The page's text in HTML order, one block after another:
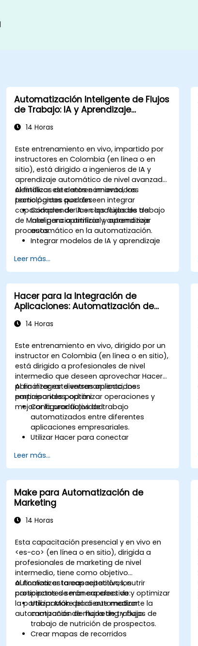
Automatización Inteligente de Flujos
de Trabajo: IA y Aprendizaje
14 Horas
Este entrenamiento en vivo, impartido por
instructores en Colombia (en línea o en
sitio), está dirigido a ingenieros de IA y
aprendizaje automático de nivel avanzado,
científicos de datos e innovadores
tecnológicos que deseen integrar
capacidades de IA en los flujos de trabajo
de Make para optimizar y automatizar
procesos.
Al finalizar este entrenamiento, los
participantes podrán:
Comprender las capacidades de
inteligencia artificial y aprendizaje
automático en la automatización.
Integrar modelos de IA y aprendizaje
Make mediante el uso de APIs.
Implementar análisis de sentimientos,
modelado predictivo y toma de
decisiones basada en datos.
Optimizar y escalar flujos de trabajo
de automatización impulsados por
inteligencia artificial.
Leer más...
Hacer para la Integración de
Aplicaciones: Automatización de
14 Horas
Este entrenamiento en vivo, dirigido por un
instructor en Colombia (en línea o en sitio),
está dirigido a profesionales de nivel
intermedio que deseen aprovechar Hacer
para integrar diversas aplicaciones
empresariales, optimizar operaciones y
mejorar la productividad.
Al finalizar este entrenamiento, los
participantes podrán:
Configurar flujos de trabajo
automatizados entre diferentes
aplicaciones empresariales.
Utilizar Hacer para conectar
Workspace, Slack, Trello y Stripe.
Diseñar e implementar flujos de
trabajo de múltiples pasos sin
necesidad de programación.
Optimizar y solucionar problemas en
flujos de trabajo automatizados.
Leer más...
Make para Automatización de
Marketing
14 Horas
Esta capacitación presencial y en vivo en
<es-co> (en línea o en sitio), dirigida a
profesionales de marketing de nivel
intermedio, tiene como objetivo
automatizar tareas repetitivas, nutrir
prospectos de manera efectiva y optimizar
la participación del cliente mediante la
automatización de flujos de trabajo.
Al finalizar esta capacitación, los
participantes serán capaces de:
Utilizar Make para automatizar
campañas de marketing y flujos de
trabajo de nutrición de prospectos.
Crear mapas de recorridos